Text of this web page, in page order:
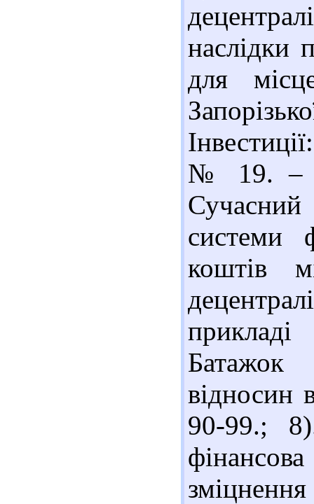
наслідки
для
№ 19. –
Сучасний
системи
коштів
90-99.;